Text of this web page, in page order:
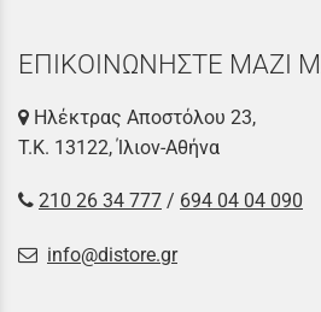
ΕΠΙΚΟΙΝΩΝΗΣΤΕ ΜΑΖΙ
Ηλέκτρας Αποστόλου 23,
Τ.Κ. 13122, Ίλιον-Αθήνα
210 26 34 777 / 694 04 04 090
info@distore.gr